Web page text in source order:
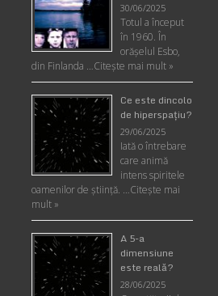
30/06/2025
Totul a început
în 1960. În
orășelul Esbo,
din Finlanda …Citește mai mult »
Ce este dincolo
de hiperspaţiu?
29/06/2025
Iată o întrebare
care animă
intens spiritele
oamenilor de ştiinţă. …Citește mai
mult »
A 5-a
dimensiune
este reală?
28/06/2025